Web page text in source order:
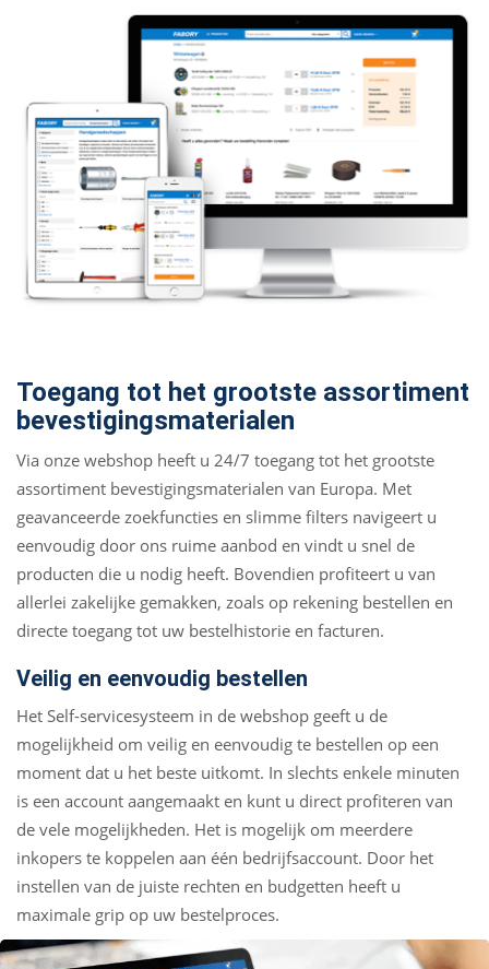
Toegang tot het grootste assortiment
bevestigingsmaterialen
Via onze webshop heeft u 24/7 toegang tot het grootste
assortiment bevestigingsmaterialen van Europa. Met
geavanceerde zoekfuncties en slimme filters navigeert u
eenvoudig door ons ruime aanbod en vindt u snel de
producten die u nodig heeft. Bovendien profiteert u van
allerlei zakelijke gemakken, zoals op rekening bestellen en
directe toegang tot uw bestelhistorie en facturen.
Veilig en eenvoudig bestellen
Het Self-servicesysteem in de webshop geeft u de
mogelijkheid om veilig en eenvoudig te bestellen op een
moment dat u het beste uitkomt. In slechts enkele minuten
is een account aangemaakt en kunt u direct profiteren van
de vele mogelijkheden. Het is mogelijk om meerdere
inkopers te koppelen aan één bedrijfsaccount. Door het
instellen van de juiste rechten en budgetten heeft u
maximale grip op uw bestelproces.